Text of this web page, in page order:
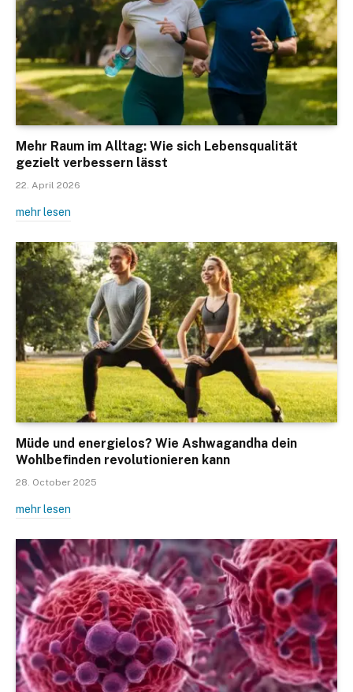
Mehr Raum im Alltag: Wie sich Lebensqualität
gezielt verbessern lässt
22. April 2026
mehr lesen
Müde und energielos? Wie Ashwagandha dein
Wohlbefinden revolutionieren kann
28. October 2025
mehr lesen